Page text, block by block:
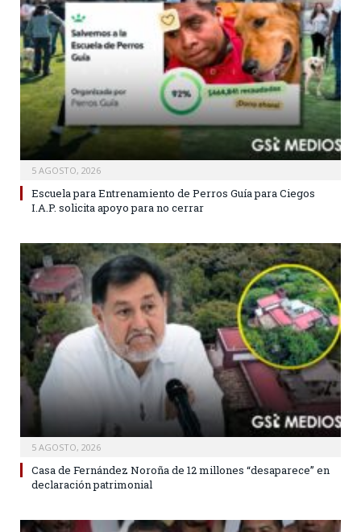
5 AGOSTO, 2026
Escuela para Entrenamiento de Perros Guía para Ciegos
I.A.P. solicita apoyo para no cerrar
5 AGOSTO, 2026
Casa de Fernández Noroña de 12 millones “desaparece” en
declaración patrimonial